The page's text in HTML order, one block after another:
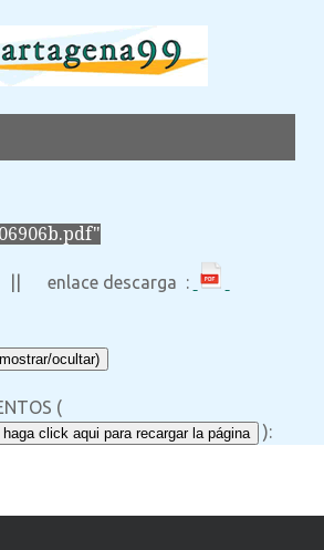
enlace descarga :
ocultar)
(
click aqui para recargar la página ):